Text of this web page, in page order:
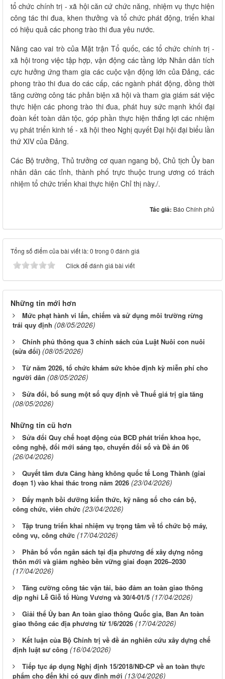
tổ chức chính trị - xã hội căn cứ chức năng, nhiệm vụ thực hiện
công tác thi đua, khen thưởng và tổ chức phát động, triển khai
có hiệu quả các phong trào thi đua yêu nước.
Nâng cao vai trò của Mặt trận Tổ quốc, các tổ chức chính trị -
xã hội trong việc tập hợp, vận động các tầng lớp Nhân dân tích
cực hưởng ứng tham gia các cuộc vận động lớn của Đảng, các
phong trào thi đua do các cấp, các ngành phát động, đồng thời
tăng cường công tác phản biện xã hội và tham gia giám sát việc
thực hiện các phong trào thi đua, phát huy sức mạnh khối đại
đoàn kết toàn dân tộc, góp phần thực hiện thắng lợi các nhiệm
vụ phát triển kinh tế - xã hội theo Nghị quyết Đại hội đại biểu lần
thứ XIV của Đảng.
Các Bộ trưởng, Thủ trưởng cơ quan ngang bộ, Chủ tịch Ủy ban
nhân dân các tỉnh, thành phố trực thuộc trung ương có trách
nhiệm tổ chức triển khai thực hiện Chỉ thị này./.
Tác giả: Báo Chính phủ
Tổng số điểm của bài viết là: 0 trong 0 đánh giá
Click để đánh giá bài viết
Những tin mới hơn
Mức phạt hành vi lấn, chiếm và sử dụng môi trường rừng
trái quy định (08/05/2026)
Chính phủ thông qua 3 chính sách của Luật Nuôi con nuôi
(sửa đổi) (08/05/2026)
Từ năm 2026, tổ chức khám sức khỏe định kỳ miễn phí cho
người dân (08/05/2026)
Sửa đổi, bổ sung một số quy định về Thuế giá trị gia tăng
(08/05/2026)
Những tin cũ hơn
Sửa đổi Quy chế hoạt động của BCĐ phát triển khoa học,
công nghệ, đổi mới sáng tạo, chuyển đổi số và Đề án 06
(26/04/2026)
Quyết tâm đưa Cảng hàng không quốc tế Long Thành (giai
đoạn 1) vào khai thác trong năm 2026 (23/04/2026)
Đẩy mạnh bồi dưỡng kiến thức, kỹ năng số cho cán bộ,
công chức, viên chức (23/04/2026)
Tập trung triển khai nhiệm vụ trọng tâm về tổ chức bộ máy,
công vụ, công chức (17/04/2026)
Phân bổ vốn ngân sách tại địa phương để xây dựng nông
thôn mới và giảm nghèo bền vững giai đoạn 2026–2030
(17/04/2026)
Tăng cường công tác vận tải, bảo đảm an toàn giao thông
dịp nghỉ Lễ Giỗ tổ Hùng Vương và 30/4-01/5 (17/04/2026)
Giải thể Ủy ban An toàn giao thông Quốc gia, Ban An toàn
giao thông các địa phương từ 1/6/2026 (17/04/2026)
Kết luận của Bộ Chính trị về đề án nghiên cứu xây dựng chế
định luật sư công (16/04/2026)
Tiếp tục áp dụng Nghị định 15/2018/NĐ-CP về an toàn thực
phẩm cho đến khi có quy định mới (13/04/2026)